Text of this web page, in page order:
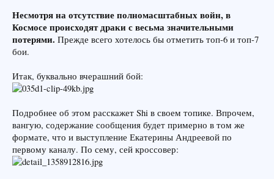
Несмотря на отсутствие полномасштабных войн, в
Космосе происходят драки с весьма значительными
потерями. Прежде всего хотелось бы отметить топ-6 и топ-7
бои.
Итак, буквально вчерашний бой:
Подробнее об этом расскажет Shi в своем топике. Впрочем,
вангую, содержание сообщения будет примерно в том же
формате, что и выступление Екатерины Андреевой по
первому каналу. По сему, сей кроссовер: